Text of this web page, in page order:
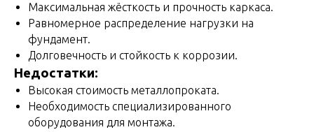
Максимальная жёсткость и прочность каркаса.
Равномерное распределение нагрузки на
фундамент.
Долговечность и стойкость к коррозии.
Недостатки:
Высокая стоимость металлопроката.
Необходимость специализированного
оборудования для монтажа.